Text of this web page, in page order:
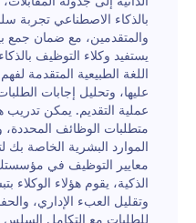
بالذكاء الاصطناعي
والمتقدمين، مع ضمان جمع
يستفيد وكلاء التوظيف
اللغة الطبيعية المتقدمة
عليها، وتحليل إجابات
عملية التقديم. يمكن تدريب
متطلبات الوظائف
الموارد البشرية الخاصة
معايير التوظيف في
الذكية، يقوم هؤلاء
وتقليل العبء الإداري،
للطلبات مع التكامل السلس